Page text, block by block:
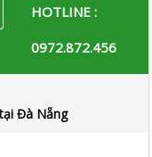
HOTLINE :
0972.872.456
Đà Nẵng